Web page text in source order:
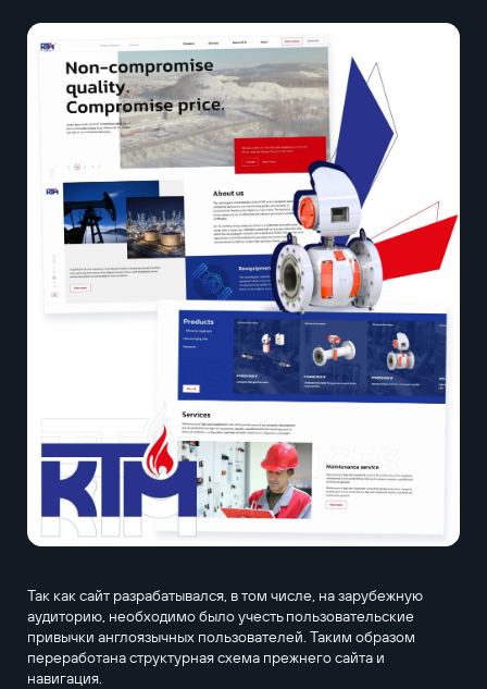
Так как сайт разрабатывался, в том числе, на зарубежную
аудиторию, необходимо было учесть пользовательские
привычки англоязычных пользователей. Таким образом
переработана структурная схема прежнего сайта и
навигация.